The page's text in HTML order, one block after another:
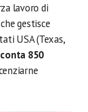
lavoro di
gestisce
USA (Texas,
850